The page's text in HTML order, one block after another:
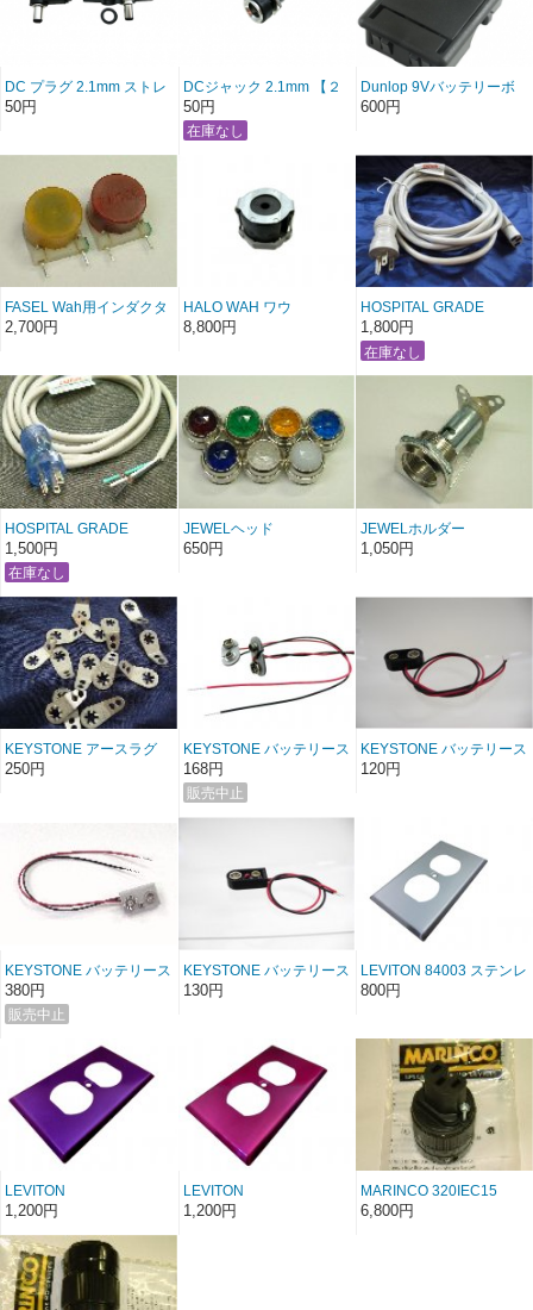
DC プラグ 2.1mm ストレ
ート Ｌプラグ
50円
DCジャック 2.1mm 【２
端子】
50円
Dunlop 9Vバッテリーボ
ックス
600円
FASEL Wah用インダクタ
ー 赤・黄
2,700円
HALO WAH ワウ
INDUCTOR HIO1 CRY
8,800円
HOSPITAL GRADE
Qualtek 電源ケーブル
1,800円
HOSPITAL GRADE
Qualtek 電源ケーブル/片
側プラグ付き
1,500円
JEWELヘッド
650円
JEWELホルダー
1,050円
KEYSTONE アースラグ
ネジ3mm用 １０個セッ
250円
KEYSTONE バッテリース
ナップ #72 HEAVY
DUTY! 9V電池ホック改造
補修自作に!
168円
KEYSTONE バッテリース
ナップ #81 (T型) リード線
120円
KEYSTONE バッテリース
ナップ #83 リード長さ
【10ｃｍ】【20ｃｍ】
HEAVY DUTY! 9V電池ホ
380円
KEYSTONE バッテリース
ナップ #84 (I型) リード線
15cm 9V電池ホック改造
130円
LEVITON 84003 ステンレ
スプレート
800円
LEVITON
84003【CANDY
ステンレスプレート
1,200円
LEVITON
84003【CANDY
1,200円
MARINCO 320IEC15
ホスピタルグレード 医療
6,800円